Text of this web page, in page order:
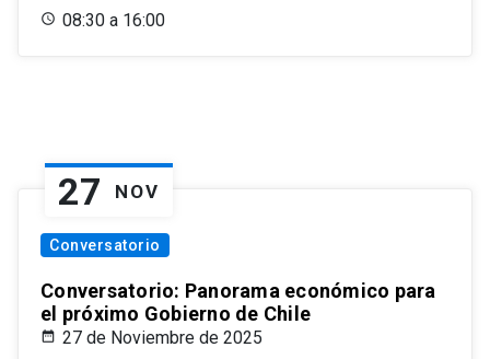
08:30 a 16:00
27 NOV
Conversatorio
Conversatorio: Panorama económico para
el próximo Gobierno de Chile
27 de Noviembre de 2025